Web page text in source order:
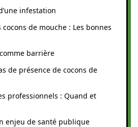
infestation
cocons de mouche : Les bonnes
barrière
de présence de cocons de
professionnels : Quand et
enjeu de santé publique